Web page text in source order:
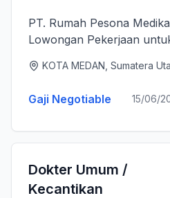
PT. Rumah Pesona
Lowongan Pekerjaan
layanan medis estetika
dan berkualitas tinggi
KOTA MEDAN, Sumatera
Gaji Negotiable 15/06/
Dokter Umum /
Kecantikan